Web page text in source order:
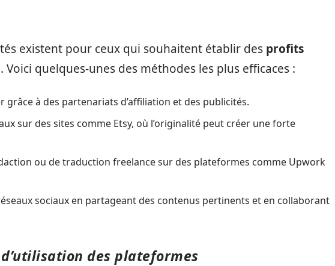
existent pour ceux qui souhaitent établir des profits
quelques-unes des méthodes les plus efficaces :
grâce à des partenariats d’affiliation et des publicités.
sur des sites comme Etsy, où l’originalité peut créer une forte
ou de traduction freelance sur des plateformes comme Upwork
sociaux en partageant des contenus pertinents et en collaborant
des plateformes